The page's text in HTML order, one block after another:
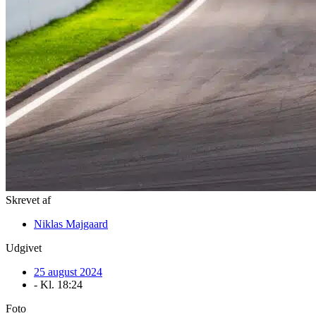
Skrevet af
Niklas Majgaard
Udgivet
25 august 2024
- Kl. 18:24
Foto